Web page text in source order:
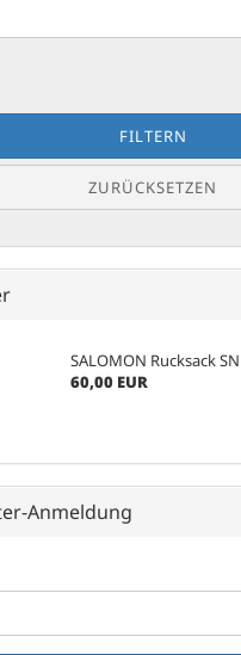
FILTERN
ZURÜCKSETZEN
SALOMON Rucksack
60,00 EUR
Anmeldung